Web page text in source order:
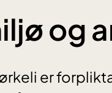
og
er